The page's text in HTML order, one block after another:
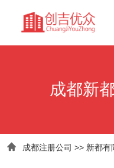
成都新
 成都注册公司 >> 新都有